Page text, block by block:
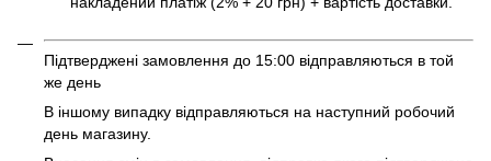
Підтверджені замовлення до 15:00 відправляються в той
же день
В іншому випадку відправляються на наступний робочий
день магазину.